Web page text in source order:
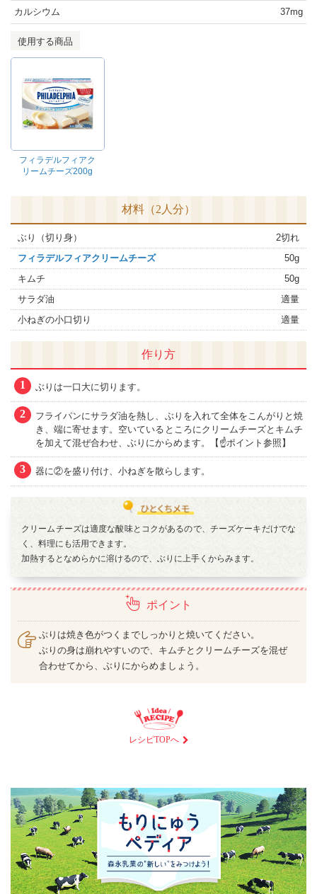
カルシウム 37mg
使用する商品
フィラデルフィアク
リームチーズ200g
材料（2人分）
ぶり（切り身）
2切れ
フィラデルフィアクリームチーズ
50g
キムチ
50g
サラダ油
適量
小ねぎの小口切り
適量
作り方
1 ぶりは一口大に切ります。
2
フライパンにサラダ油を熱し、ぶりを入れて全体をこんがりと焼
き、端に寄せます。空いているところにクリームチーズとキムチ
を加えて混ぜ合わせ、ぶりにからめます。【☝ポイント参照】
3 器に②を盛り付け、小ねぎを散らします。
クリームチーズは適度な酸味とコクがあるので、チーズケーキだけでな
く、料理にも活用できます。
加熱するとなめらかに溶けるので、ぶりに上手くからみます。
ポイント
ぶりは焼き色がつくまでしっかりと焼いてください。
ぶりの身は崩れやすいので、キムチとクリームチーズを混ぜ
合わせてから、ぶりにからめましょう。
レシピTOPへ